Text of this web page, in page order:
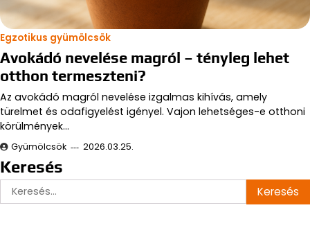
Egzotikus gyümölcsök
Avokádó nevelése magról – tényleg lehet
otthon termeszteni?
Az avokádó magról nevelése izgalmas kihívás, amely
türelmet és odafigyelést igényel. Vajon lehetséges-e otthoni
körülmények…
Gyümölcsök 2026.03.25.
Keresés
Keresés: